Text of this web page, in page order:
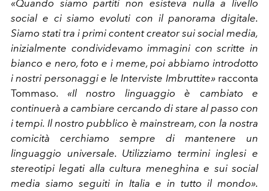
«Quando siamo partiti non esisteva nulla a livello
social e ci siamo evoluti con il panorama digitale.
Siamo stati tra i primi content creator sui social media,
inizialmente condividevamo immagini con scritte in
bianco e nero, foto e i meme, poi abbiamo introdotto
i nostri personaggi e le Interviste Imbruttite»racconta
Tommaso. «Il nostro linguaggio è cambiato e
continuerà a cambiare cercando di stare al passo con
i tempi. Il nostro pubblico è mainstream, con la nostra
comicità cerchiamo sempre di mantenere un
linguaggio universale. Utilizziamo termini inglesi e
stereotipi legati alla cultura meneghina e sui social
media siamo seguiti in Italia e in tutto il mondo».